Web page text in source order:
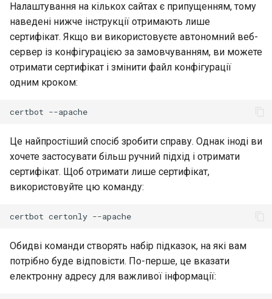
Налаштування на кількох сайтах є припущенням, тому
наведені нижче інструкції отримають лише
сертифікат. Якщо ви використовуєте автономний веб-
сервер із конфігурацією за замовчуванням, ви можете
отримати сертифікат і змінити файл конфігурації
одним кроком:
certbot
Це найпростіший спосіб зробити справу. Однак іноді ви
хочете застосувати більш ручний підхід і отримати
сертифікат. Щоб отримати лише сертифікат,
використовуйте цю команду:
certbot certonly
Обидві команди створять набір підказок, на які вам
потрібно буде відповісти. По-перше, це вказати
електронну адресу для важливої інформації: